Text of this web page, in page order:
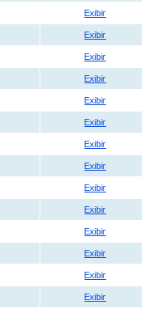
Exibir
Exibir
Exibir
Exibir
Exibir
Exibir
Exibir
Exibir
Exibir
Exibir
Exibir
Exibir
Exibir
Exibir